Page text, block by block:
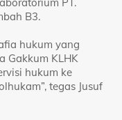
B3.
hukum yang
Gakkum KLHK
hukum ke
tegas Jusuf